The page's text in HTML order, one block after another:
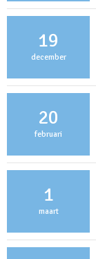
19
december
20
februari
1
maart